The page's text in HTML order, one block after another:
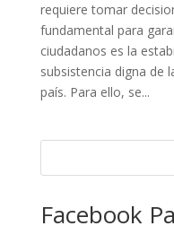
requiere tomar
fundamental para
ciudadanos es la
subsistencia digna de
país. Para ello, se...
Facebook